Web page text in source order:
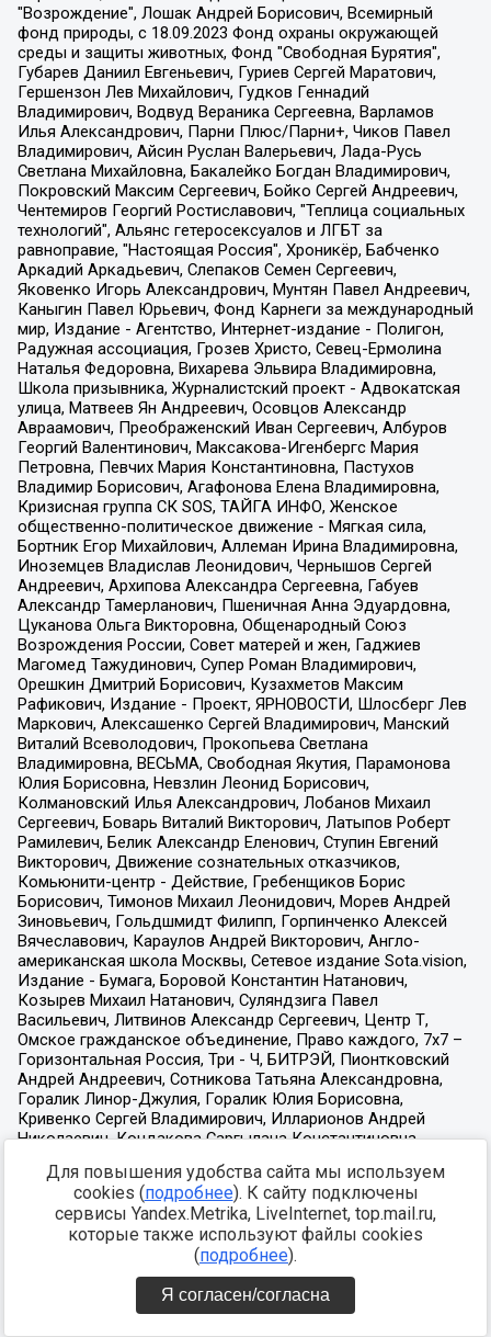
Для повышения удобства сайта мы используем
cookies (подробнее). К сайту подключены
сервисы Yandex.Metrika, LiveInternet, top.mail.ru,
которые также используют файлы cookies
(подробнее).
Я согласен/согласна